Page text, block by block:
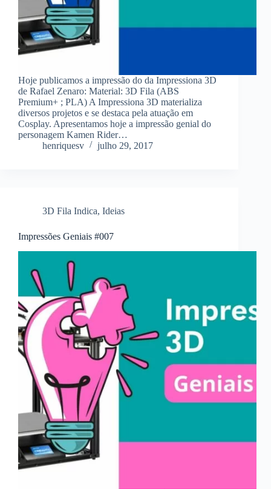
Hoje publicamos a impressão do da Impressiona 3D
de Rafael Zenaro: Material: 3D Fila (ABS
Premium+ ; PLA) A Impressiona 3D materializa
diversos projetos e se destaca pela atuação em
Cosplay. Apresentamos hoje a impressão genial do
personagem Kamen Rider…
henriquesv
julho 29, 2017
3D Fila Indica, Ideias
Impressões Geniais #007